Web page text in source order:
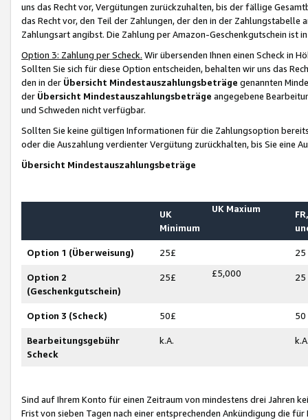
uns das Recht vor, Vergütungen zurückzuhalten, bis der fällige
das Recht vor, den Teil der Zahlungen, der den in der
Zahlungsart angibst. Die Zahlung per Amazon-Geschenkgutschein ist
Option 3: Zahlung per Scheck. Wir übersenden Ihnen einen Scheck in
Sollten Sie sich für diese Option entscheiden, behalten wir uns das
den in der Übersicht Mindestauszahlungsbeträge genannten
der Übersicht Mindestauszahlungsbeträge angegebene
und Schweden nicht verfügbar.
Sollten Sie keine gültigen Informationen für die Zahlungsoption
oder die Auszahlung verdienter Vergütung zurückhalten, bis Sie
Übersicht Mindestauszahlungsbeträge
UK
Minimum
UK Maxium
Option 1 (Überweisung) 25£ 25
Option 2
(Geschenkgutschein)
25£ £5,000 25
Option 3 (Scheck) 50£ 50
Bearbeitungsgebühr
Scheck
k.A.
Sind auf Ihrem Konto für einen Zeitraum von mindestens drei Jahren
Frist von sieben Tagen nach einer entsprechenden Ankündigung die